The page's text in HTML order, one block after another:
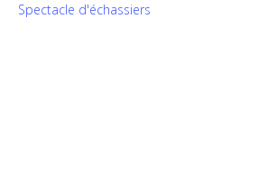
Spectacle d'échassiers